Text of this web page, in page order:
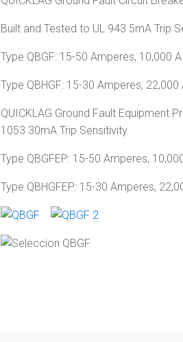
Built and Tested to UL 943 5mA Trip
Type QBGF: 15-50 Amperes, 10,000
Type QBHGF: 15-30 Amperes, 22,000
QUICKLAG Ground Fault Equipment
1053 30mA Trip Sensitivity
Type QBGFEP: 15-50 Amperes,
Type QBHGFEP: 15-30 Amperes,